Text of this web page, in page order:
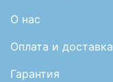
О нас
Оплата и доставка
Гарантия